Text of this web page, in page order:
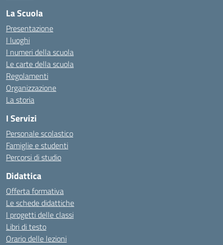
La Scuola
Presentazione
I luoghi
I numeri della scuola
Le carte della scuola
Regolamenti
Organizzazione
La storia
I Servizi
Personale scolastico
Famiglie e studenti
Percorsi di studio
Didattica
Offerta formativa
Le schede didattiche
I progetti delle classi
Libri di testo
Orario delle lezioni